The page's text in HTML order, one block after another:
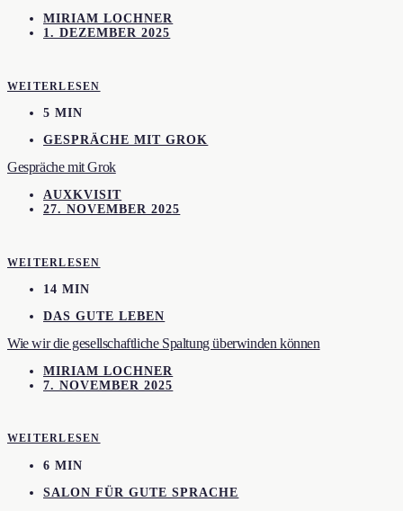
MIRIAM LOCHNER
1. DEZEMBER 2025
WEITERLESEN
5 MIN
GESPRÄCHE MIT GROK
Gespräche mit Grok
AUXKVISIT
27. NOVEMBER 2025
WEITERLESEN
14 MIN
DAS GUTE LEBEN
Wie wir die gesellschaftliche Spaltung überwinden können
MIRIAM LOCHNER
7. NOVEMBER 2025
WEITERLESEN
6 MIN
SALON FÜR GUTE SPRACHE